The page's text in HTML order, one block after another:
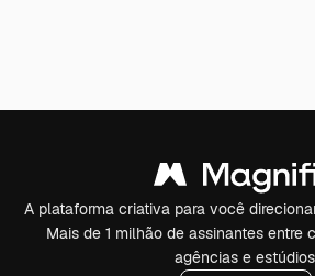
A plataforma criativa para você
Mais de 1 milhão de assinantes entre
agências e